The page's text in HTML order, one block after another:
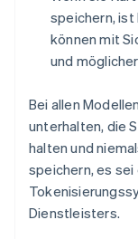
speichern, ist
können mit
und
Bei allen
unterhalten, die
halten und
speichern, es sei
Dienstleisters.